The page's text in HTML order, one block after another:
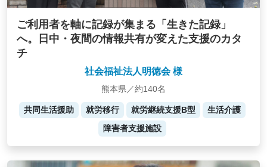
ご利用者を軸に記録が集まる「生きた記録」
へ。日中・夜間の情報共有が変えた支援のカタ
チ
社会福祉法人明徳会 様
熊本県／約140名
共同生活援助 就労移行 就労継続支援B型
生活介護
障害者支援施設